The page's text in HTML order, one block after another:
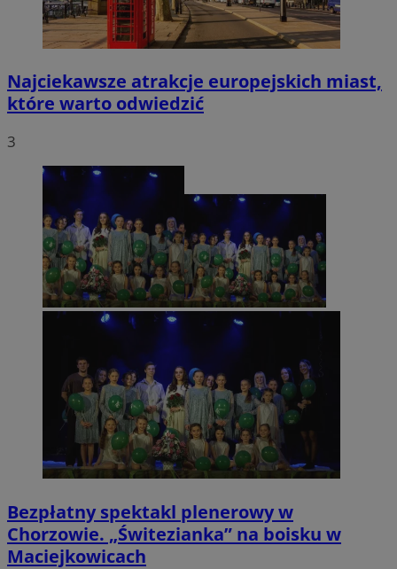
Najciekawsze atrakcje europejskich miast,
które warto odwiedzić
3
Bezpłatny spektakl plenerowy w
Chorzowie. „Świtezianka” na boisku w
Maciejkowicach